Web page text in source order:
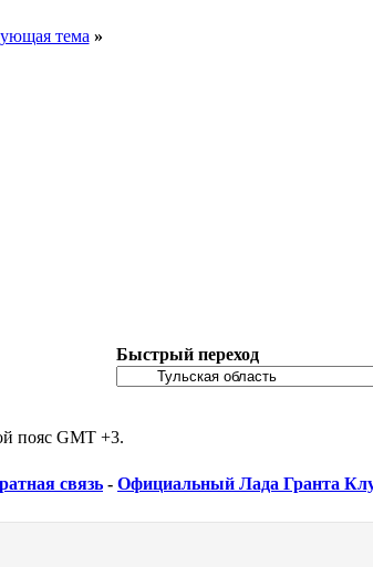
тема »
Быстрый переход
пояс GMT +3.
связь - Официальный Лада Гранта